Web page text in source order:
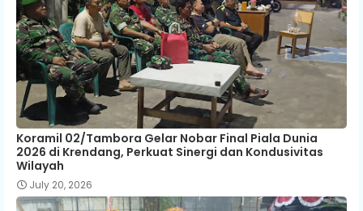
Koramil 02/Tambora Gelar Nobar Final Piala Dunia
2026 di Krendang, Perkuat Sinergi dan Kondusivitas
Wilayah
July 20, 2026